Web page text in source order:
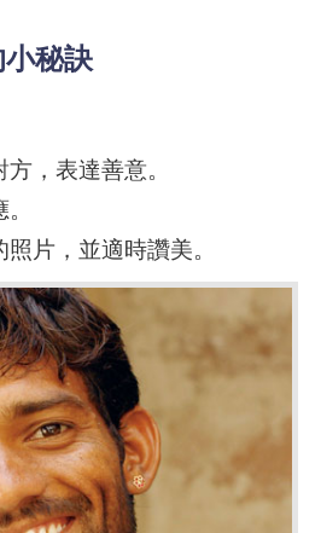
秘訣
，表達善意。
片，並適時讚美。